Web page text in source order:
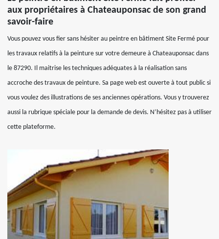
aux propriétaires à Chateauponsac de son grand
savoir-faire
Vous pouvez vous fier sans hésiter au peintre en bâtiment Site Fermé pour
les travaux relatifs à la peinture sur votre demeure à Chateauponsac dans
le 87290. Il maitrise les techniques adéquates à la réalisation sans
accroche des travaux de peinture. Sa page web est ouverte à tout public si
vous voulez des illustrations de ses anciennes opérations. Vous y trouverez
aussi la rubrique spéciale pour la demande de devis. N’hésitez pas à utiliser
cette plateforme.